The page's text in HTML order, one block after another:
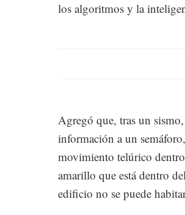
los algoritmos y la
Agregó que, tras un
información a un
movimiento telúrico
amarillo que está dentro
edificio no se puede